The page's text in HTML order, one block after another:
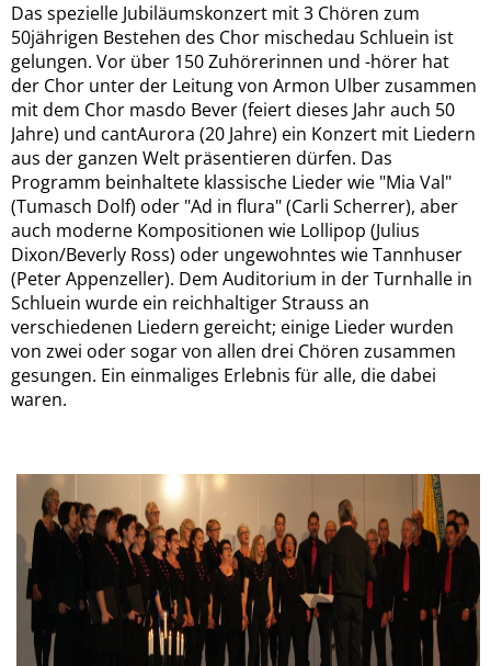
Das spezielle Jubiläumskonzert mit 3 Chören zum
50jährigen Bestehen des Chor mischedau Schluein ist
gelungen. Vor über 150 Zuhörerinnen und -hörer hat
der Chor unter der Leitung von Armon Ulber zusammen
mit dem Chor masdo Bever (feiert dieses Jahr auch 50
Jahre) und cantAurora (20 Jahre) ein Konzert mit Liedern
aus der ganzen Welt präsentieren dürfen. Das
Programm beinhaltete klassische Lieder wie "Mia Val"
(Tumasch Dolf) oder "Ad in flura" (Carli Scherrer), aber
auch moderne Kompositionen wie Lollipop (Julius
Dixon/Beverly Ross) oder ungewohntes wie Tannhuser
(Peter Appenzeller). Dem Auditorium in der Turnhalle in
Schluein wurde ein reichhaltiger Strauss an
verschiedenen Liedern gereicht; einige Lieder wurden
von zwei oder sogar von allen drei Chören zusammen
gesungen. Ein einmaliges Erlebnis für alle, die dabei
waren.